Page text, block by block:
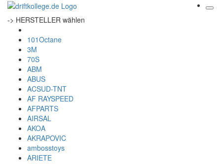
-> HERSTELLER wählen
101Octane
3M
70S
ABM
ABUS
ACSUD-TNT
AF RAYSPEED
AFPARTS
AIRSAL
AKOA
AKRAPOVIC
ambosstoys
ARIETE